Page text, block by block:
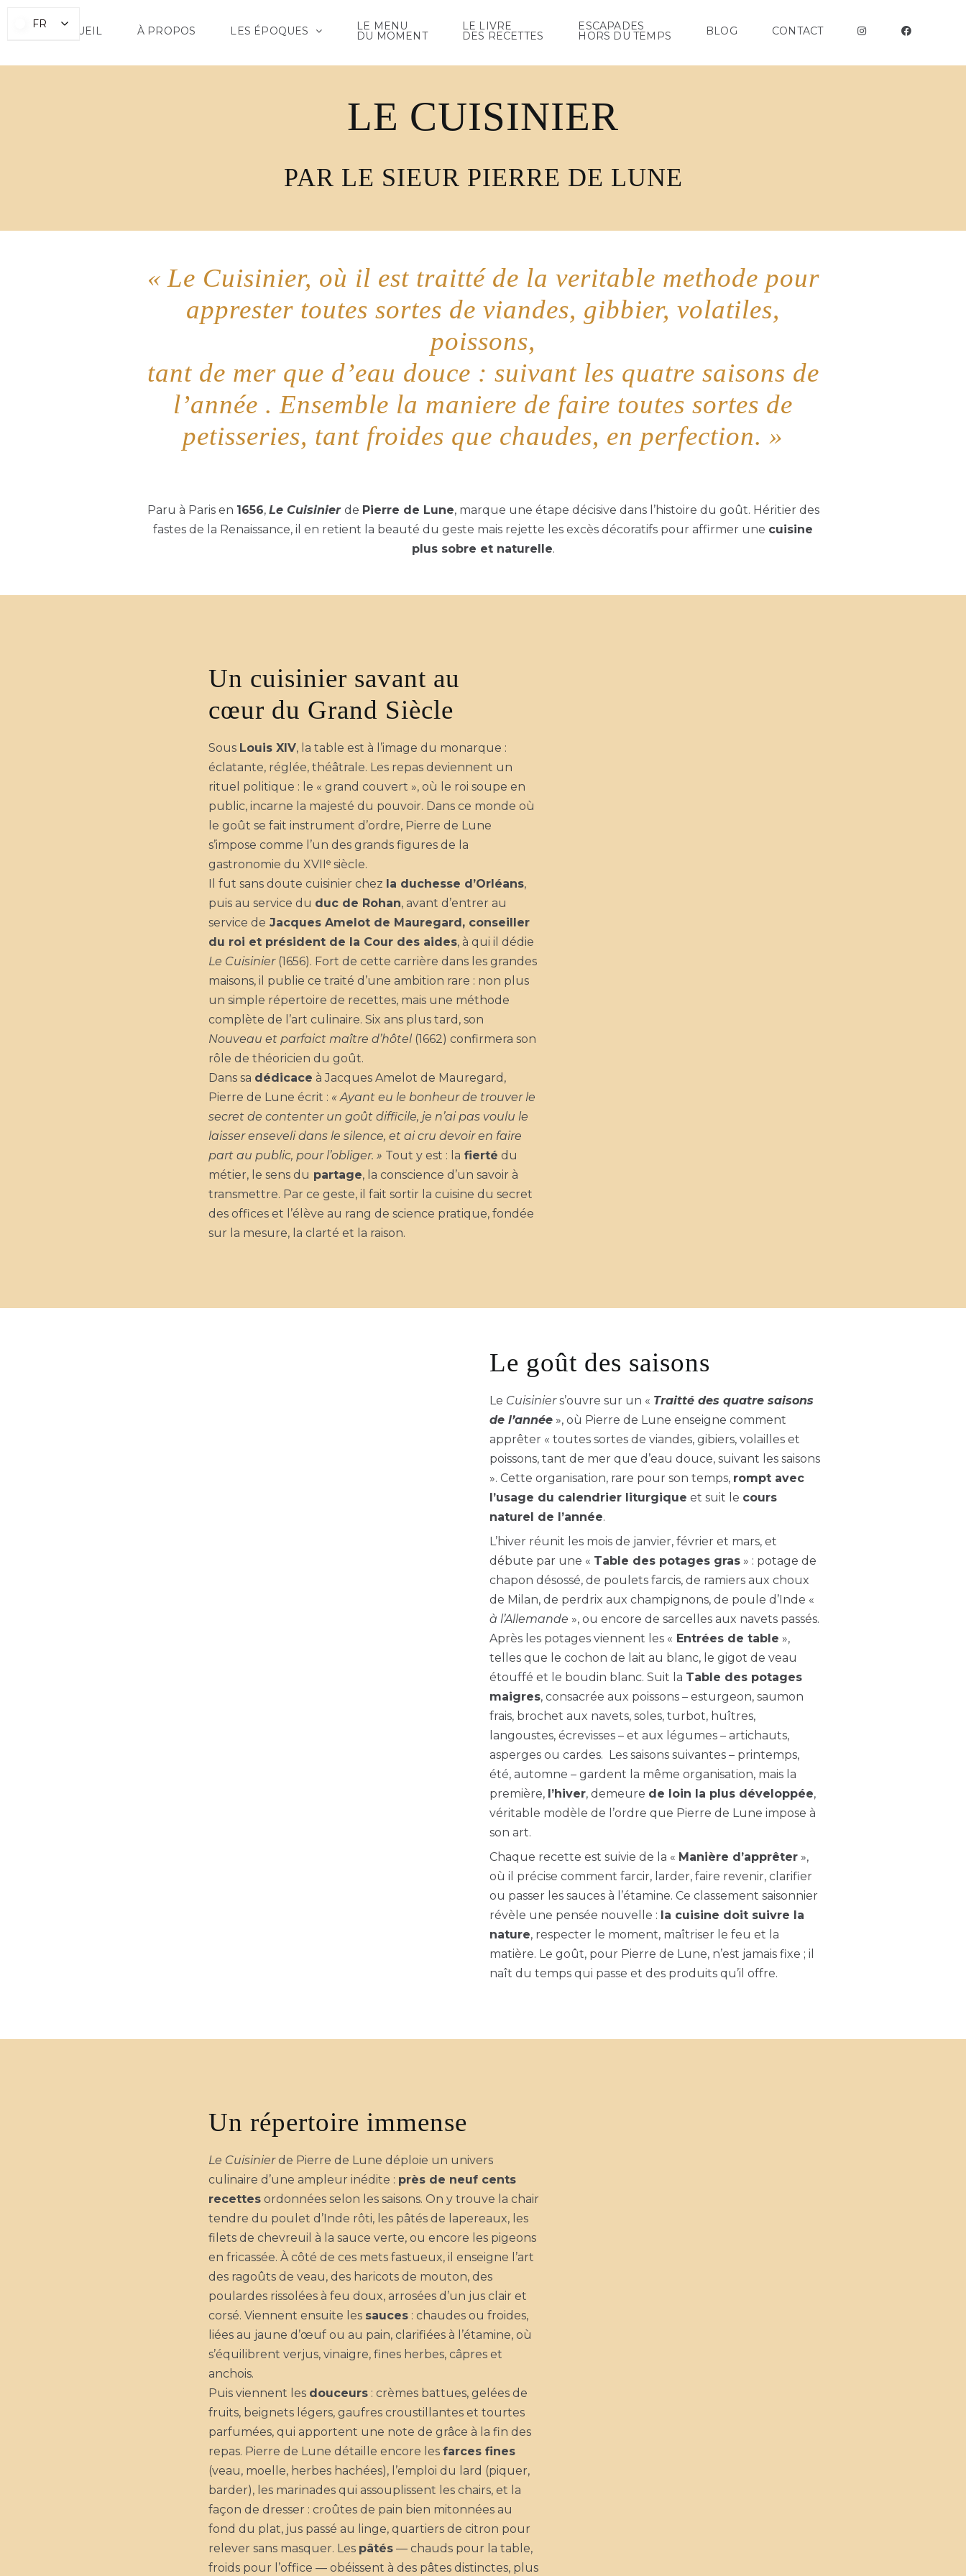
ACCUEIL À PROPOS LES ÉPOQUES LE MENU
DU MOMENT
LE LIVRE
DES RECETTES
ESCAPADES
HORS DU TEMPS BLOG CONTACT
LE CUISINIER
PAR LE SIEUR PIERRE DE LUNE
« Le Cuisinier, où il est traitté de la veritable methode pour
apprester toutes sortes de viandes, gibbier, volatiles,
poissons,
tant de mer que d’eau douce : suivant les quatre saisons de
l’année . Ensemble la maniere de faire toutes sortes de
petisseries, tant froides que chaudes, en perfection. »
Paru à Paris en 1656, Le Cuisinier de Pierre de Lune, marque une étape décisive dans l’histoire du goût. Héritier des
fastes de la Renaissance, il en retient la beauté du geste mais rejette les excès décoratifs pour affirmer une cuisine
plus sobre et naturelle.
Un cuisinier savant au
cœur du Grand Siècle
Sous Louis XIV, la table est à l’image du monarque :
éclatante, réglée, théâtrale. Les repas deviennent un
rituel politique : le « grand couvert », où le roi soupe en
public, incarne la majesté du pouvoir. Dans ce monde où
le goût se fait instrument d’ordre, Pierre de Lune
s’impose comme l’un des grands figures de la
gastronomie du XVIIᵉ siècle.
Il fut sans doute cuisinier chez la duchesse d’Orléans,
puis au service du duc de Rohan, avant d’entrer au
service de Jacques Amelot de Mauregard, conseiller
du roi et président de la Cour des aides, à qui il dédie
Le Cuisinier(1656). Fort de cette carrière dans les grandes
maisons, il publie ce traité d’une ambition rare : non plus
un simple répertoire de recettes, mais une méthode
complète de l’art culinaire. Six ans plus tard, son
Nouveau et parfaict maître d’hôtel(1662) confirmera son
rôle de théoricien du goût.
Dans sa dédicace à Jacques Amelot de Mauregard,
Pierre de Lune écrit : « Ayant eu le bonheur de trouver le
secret de contenter un goût difficile, je n’ai pas voulu le
laisser enseveli dans le silence, et ai cru devoir en faire
part au public, pour l’obliger. » Tout y est : la fierté du
métier, le sens du partage, la conscience d’un savoir à
transmettre. Par ce geste, il fait sortir la cuisine du secret
des offices et l’élève au rang de science pratique, fondée
sur la mesure, la clarté et la raison.
Le goût des saisons
Le Cuisiniers’ouvre sur un « Traitté des quatre saisons
de l’année», où Pierre de Lune enseigne comment
apprêter « toutes sortes de viandes, gibiers, volailles et
poissons, tant de mer que d’eau douce, suivant les saisons
». Cette organisation, rare pour son temps, rompt avec
l’usage du calendrier liturgique et suit le cours
naturel de l’année.
L’hiver réunit les mois de janvier, février et mars, et
débute par une « Table des potages gras» : potage de
chapon désossé, de poulets farcis, de ramiers aux choux
de Milan, de perdrix aux champignons, de poule d’Inde «
à l’Allemande », ou encore de sarcelles aux navets passés.
Après les potages viennent les « Entrées de table »,
telles que le cochon de lait au blanc, le gigot de veau
étouffé et le boudin blanc. Suit la Table des potages
maigres, consacrée aux poissons – esturgeon, saumon
frais, brochet aux navets, soles, turbot, huîtres,
langoustes, écrevisses – et aux légumes – artichauts,
asperges ou cardes. Les saisons suivantes – printemps,
été, automne – gardent la même organisation, mais la
première, l’hiver, demeure de loin la plus développée,
véritable modèle de l’ordre que Pierre de Lune impose à
son art.
Chaque recette est suivie de la « Manière d’apprêter»,
où il précise comment farcir, larder, faire revenir, clarifier
ou passer les sauces à l’étamine. Ce classement saisonnier
révèle une pensée nouvelle : la cuisine doit suivre la
nature, respecter le moment, maîtriser le feu et la
matière. Le goût, pour Pierre de Lune, n’est jamais fixe ; il
naît du temps qui passe et des produits qu’il offre.
Un répertoire immense
Le Cuisinierde Pierre de Lune déploie un univers
culinaire d’une ampleur inédite : près de neuf cents
recettesordonnées selon les saisons. On y trouve la chair
tendre du poulet d’Inde rôti, les pâtés de lapereaux, les
filets de chevreuil à la sauce verte, ou encore les pigeons
en fricassée. À côté de ces mets fastueux, il enseigne l’art
des ragoûts de veau, des haricots de mouton, des
poulardes rissolées à feu doux, arrosées d’un jus clair et
corsé. Viennent ensuite les sauces: chaudes ou froides,
liées au jaune d’œuf ou au pain, clarifiées à l’étamine, où
s’équilibrent verjus, vinaigre, fines herbes, câpres et
anchois.
Puis viennent les douceurs: crèmes battues, gelées de
fruits, beignets légers, gaufres croustillantes et tourtes
parfumées, qui apportent une note de grâce à la fin des
repas. Pierre de Lune détaille encore les farces fines
(veau, moelle, herbes hachées), l’emploi du lard (piquer,
barder), les marinades qui assouplissent les chairs, et la
façon de dresser : croûtes de pain bien mitonnées au
fond du plat, jus passé au linge, quartiers de citron pour
relever sans masquer. Les pâtés— chauds pour la table,
froids pour l’office — obéissent à des pâtes distinctes, plus
FR
FR